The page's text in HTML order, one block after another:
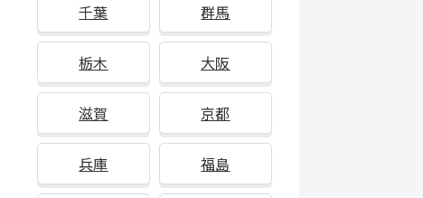
千葉 群馬
栃木 大阪
滋賀 京都
兵庫 福島